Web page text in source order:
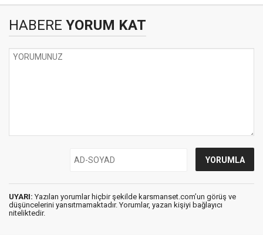
HABERE YORUM KAT
UYARI: Yazılan yorumlar hiçbir şekilde karsmanset.com’un görüş ve
düşüncelerini yansıtmamaktadır. Yorumlar, yazan kişiyi bağlayıcı
niteliktedir.